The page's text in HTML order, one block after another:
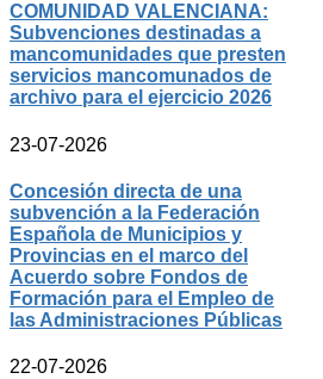
COMUNIDAD VALENCIANA:
Subvenciones destinadas a
mancomunidades que presten
servicios mancomunados de
archivo para el ejercicio 2026
23-07-2026
Concesión directa de una
subvención a la Federación
Española de Municipios y
Provincias en el marco del
Acuerdo sobre Fondos de
Formación para el Empleo de
las Administraciones Públicas
22-07-2026